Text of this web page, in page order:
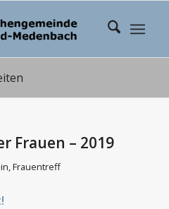
Frauen – 2019
,Frauentreff